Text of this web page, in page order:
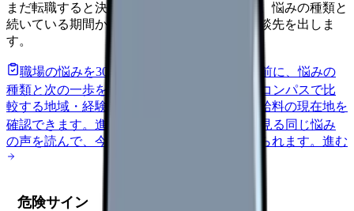
まだ転職すると決めていなくても大丈夫です。悩みの種類と
続いている期間から、次に見るべき記事と相談先を出しま
す。
職場の悩みを30秒で診断
辞めるべきか迷う前に、悩みの
種類と次の一歩を整理します。
給料コンパスで比
較する地域・経験年数・施設形態から、今の給料の現在地を
確認できます。 進む 匿名掲示板で本音を見る 同じ悩み
の声を読んで、今の職場だけの問題か確かめられます。 進む
危険サイン